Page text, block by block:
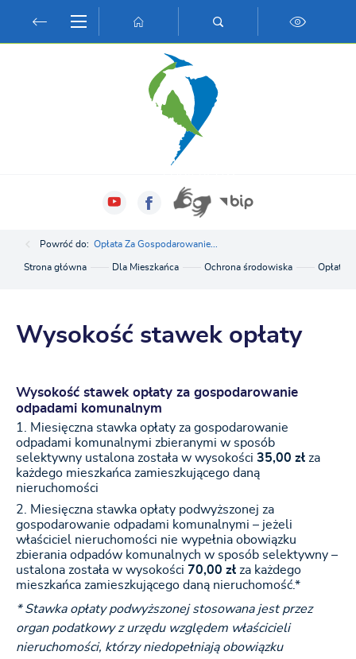
Przejdź do wyszukiwarki.
Przejdź do ustawień wielkości czcionki.
Włącz wersję kontrastową strony.
Powróć do: Opłata Za Gospodarowanie...
Strona główna Dla Mieszkańca Ochrona środowiska Opłata
Wysokość stawek opłaty
Wysokość stawek opłaty za gospodarowanie
odpadami komunalnym
Miesięczna stawka opłaty za gospodarowanie
odpadami komunalnymi zbieranymi w sposób
selektywny ustalona została w wysokości 35,00 zł za
każdego mieszkańca zamieszkującego daną
nieruchomości
Miesięczna stawka opłaty podwyższonej za
gospodarowanie odpadami komunalnymi – jeżeli
właściciel nieruchomości nie wypełnia obowiązku
zbierania odpadów komunalnych w sposób selektywny –
ustalona została w wysokości 70,00 zł za każdego
mieszkańca zamieszkującego daną nieruchomość.*
* Stawka opłaty podwyższonej stosowana jest przez
organ podatkowy z urzędu względem właścicieli
nieruchomości, którzy niedopełniają obowiązku